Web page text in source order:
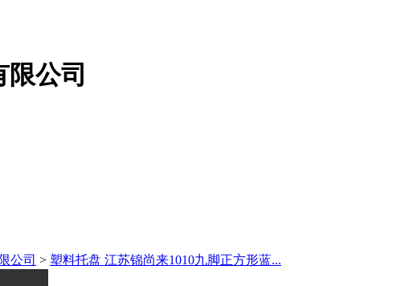
公司
公司 > 塑料托盘 江苏锦尚来1010九脚正方形蓝...